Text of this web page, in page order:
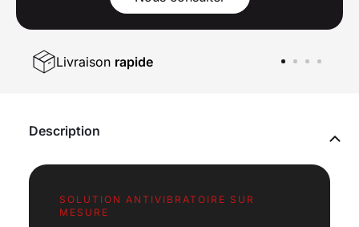
Livraison rapide
Description
SOLUTION ANTIVIBRATOIRE SUR
MESURE